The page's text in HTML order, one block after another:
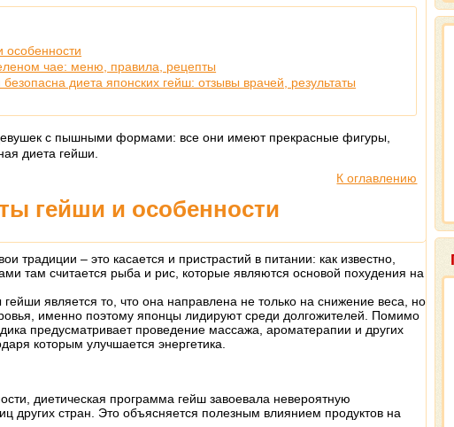
особенности
чае: меню, правила, рецепты
диета японских гейш: отзывы врачей, результаты
с пышными формами: все они имеют прекрасные фигуры,
диета гейши.
К оглавлению
гейши и особенности
традиции – это касается и пристрастий в питании: как известно,
там считается рыба и рис, которые являются основой похудения на
является то, что она направлена не только на снижение веса, но
именно поэтому японцы лидируют среди долгожителей. Помимо
предусматривает проведение массажа, ароматерапии и других
которым улучшается энергетика.
диетическая программа гейш завоевала невероятную
других стран. Это объясняется полезным влиянием продуктов на